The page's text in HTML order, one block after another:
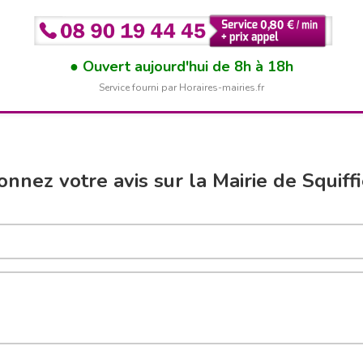
Ouvert aujourd'hui de 8h à 18h
Service fourni par Horaires-mairies.fr
votre avis sur la Mairie de